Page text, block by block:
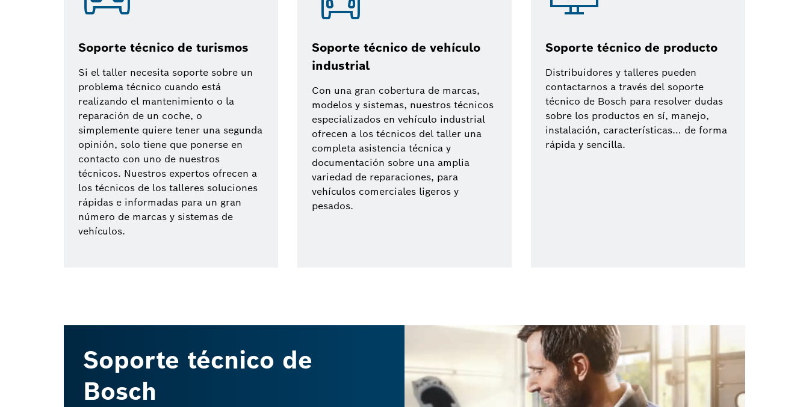
Soporte técnico de turismos
Si el taller necesita soporte sobre un
problema técnico cuando está
realizando el mantenimiento o la
reparación de un coche, o
simplemente quiere tener una segunda
opinión, solo tiene que ponerse en
contacto con uno de nuestros
técnicos. Nuestros expertos ofrecen a
los técnicos de los talleres soluciones
rápidas e informadas para un gran
número de marcas y sistemas de
vehículos.
Soporte técnico de vehículo
industrial
Con una gran cobertura de marcas,
modelos y sistemas, nuestros técnicos
especializados en vehículo industrial
ofrecen a los técnicos del taller una
completa asistencia técnica y
documentación sobre una amplia
variedad de reparaciones, para
vehículos comerciales ligeros y
pesados.
Soporte técnico de producto
Distribuidores y talleres pueden
contactarnos a través del soporte
técnico de Bosch para resolver dudas
sobre los productos en sí, manejo,
instalación, características… de forma
rápida y sencilla.
Soporte técnico de
Bosch